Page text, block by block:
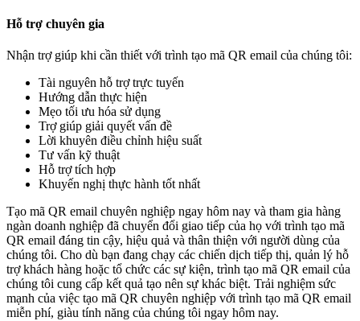
Hỗ trợ chuyên gia
Nhận trợ giúp khi cần thiết với trình tạo mã QR email của chúng tôi:
Tài nguyên hỗ trợ trực tuyến
Hướng dẫn thực hiện
Mẹo tối ưu hóa sử dụng
Trợ giúp giải quyết vấn đề
Lời khuyên điều chỉnh hiệu suất
Tư vấn kỹ thuật
Hỗ trợ tích hợp
Khuyến nghị thực hành tốt nhất
Tạo mã QR email chuyên nghiệp ngay hôm nay và tham gia hàng
ngàn doanh nghiệp đã chuyển đổi giao tiếp của họ với trình tạo mã
QR email đáng tin cậy, hiệu quả và thân thiện với người dùng của
chúng tôi. Cho dù bạn đang chạy các chiến dịch tiếp thị, quản lý hỗ
trợ khách hàng hoặc tổ chức các sự kiện, trình tạo mã QR email của
chúng tôi cung cấp kết quả tạo nên sự khác biệt. Trải nghiệm sức
mạnh của việc tạo mã QR chuyên nghiệp với trình tạo mã QR email
miễn phí, giàu tính năng của chúng tôi ngay hôm nay.